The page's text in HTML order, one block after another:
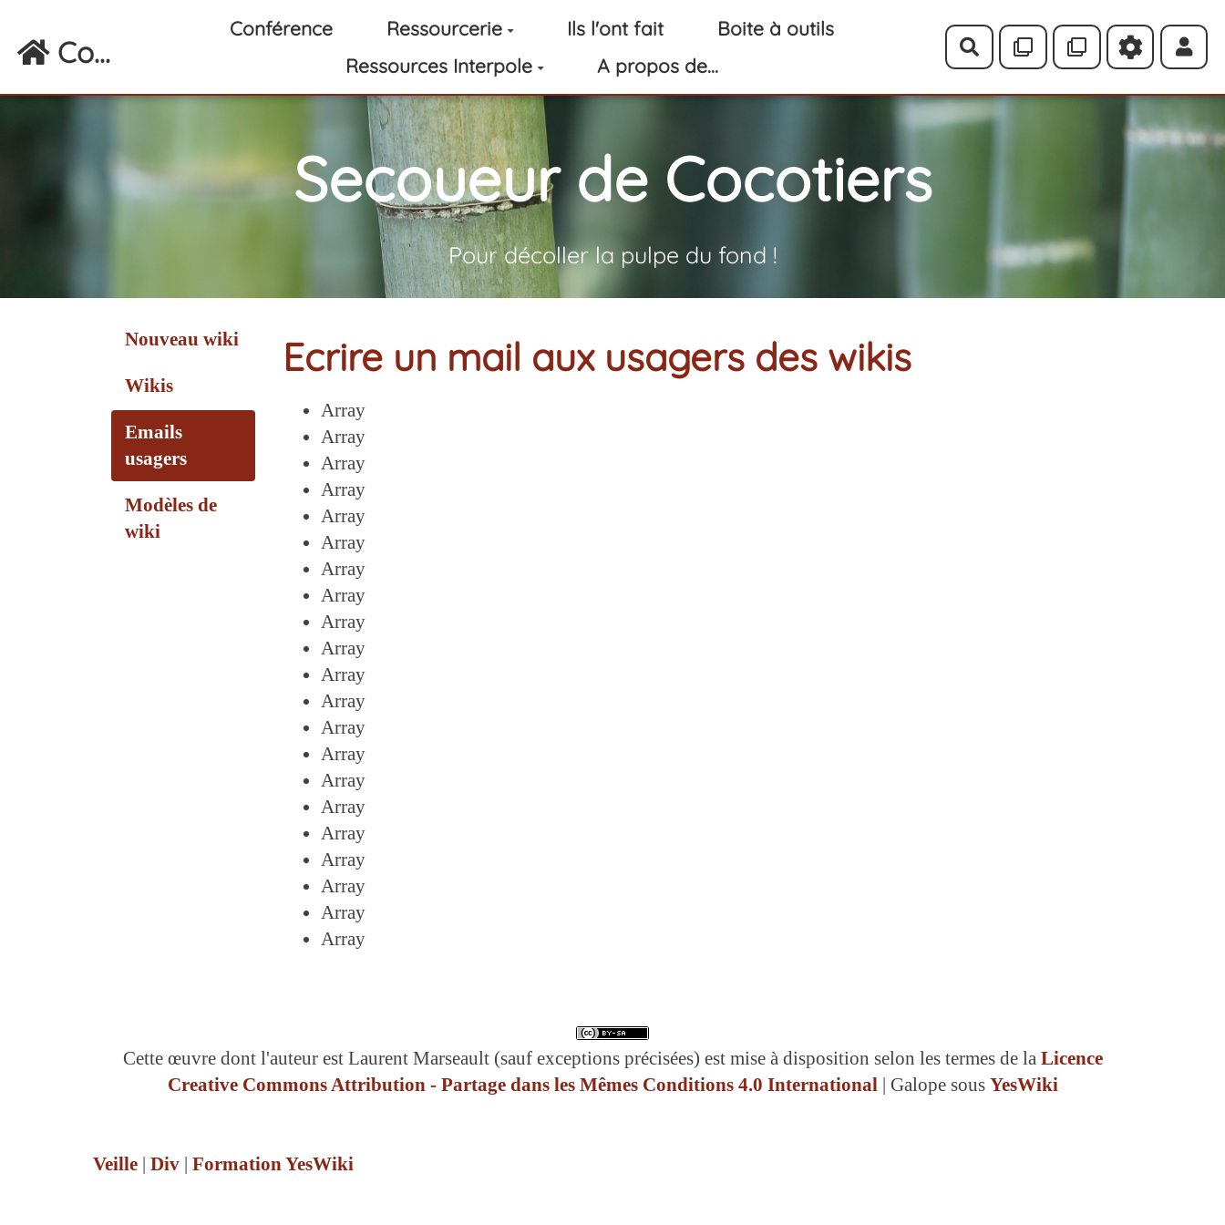
Aller au contenu principal
Co...
Conférence Ressourcerie Ils l'ont fait
Boite à outils
Ressources Interpole
A propos de...
Rechercher
Secoueur de Cocotiers
Pour décoller la pulpe du fond !
Nouveau wiki
Wikis
Emails
usagers
Modèles de
wiki
Ecrire un mail aux usagers des wikis
Array
Array
Array
Array
Array
Array
Array
Array
Array
Array
Array
Array
Array
Array
Array
Array
Array
Array
Array
Array
Array
Cette œuvre dont l'auteur est Laurent Marseault (sauf exceptions précisées) est mise à disposition selon les termes de la Licence
Creative Commons Attribution - Partage dans les Mêmes Conditions 4.0 International | Galope sous YesWiki
Veille | Div | Formation YesWiki